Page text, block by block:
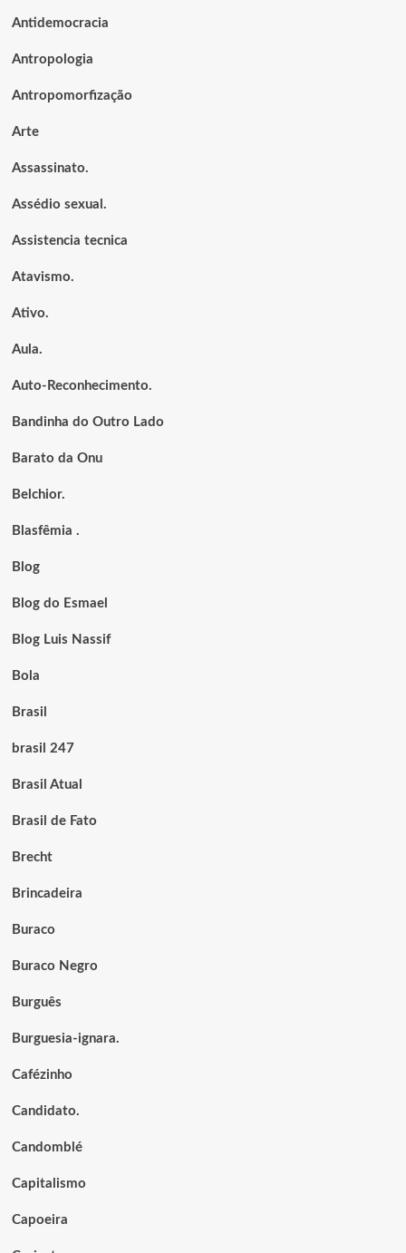
Antidemocracia
Antropologia
Antropomorfização
Arte
Assassinato.
Assédio sexual.
Assistencia tecnica
Atavismo.
Ativo.
Aula.
Auto-Reconhecimento.
Bandinha do Outro Lado
Barato da Onu
Belchior.
Blasfêmia .
Blog
Blog do Esmael
Blog Luis Nassif
Bola
Brasil
brasil 247
Brasil Atual
Brasil de Fato
Brecht
Brincadeira
Buraco
Buraco Negro
Burguês
Burguesia-ignara.
Cafézinho
Candidato.
Candomblé
Capitalismo
Capoeira